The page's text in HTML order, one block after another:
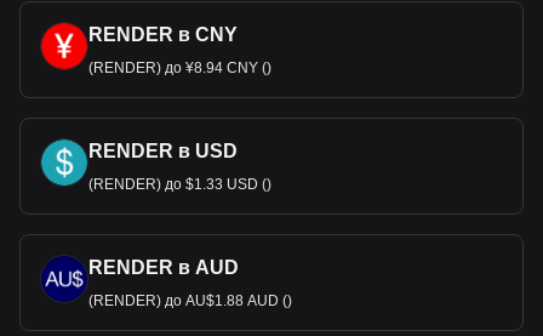
RENDER в CNY
(RENDER) до ¥8.94 CNY ()
RENDER в USD
(RENDER) до $1.33 USD ()
RENDER в AUD
(RENDER) до AU$1.88 AUD ()